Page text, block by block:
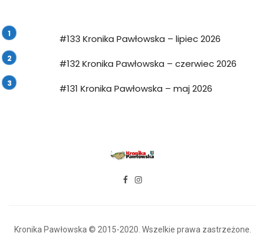
#133 Kronika Pawłowska – lipiec 2026
#132 Kronika Pawłowska – czerwiec 2026
#131 Kronika Pawłowska – maj 2026
Kronika Pawłowska © 2015-2020. Wszelkie prawa zastrzeżone.